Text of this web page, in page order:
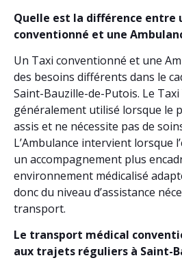
Quelle est la différence entre
conventionné et une
Un Taxi conventionné et une
des besoins différents dans le
Saint-Bauzille-de-Putois. Le Taxi
généralement utilisé lorsque le
assis et ne nécessite pas de
L’Ambulance intervient lorsque
un accompagnement plus
environnement médicalisé
donc du niveau d’assistance
transport.
Le transport médical
aux trajets réguliers à Saint-